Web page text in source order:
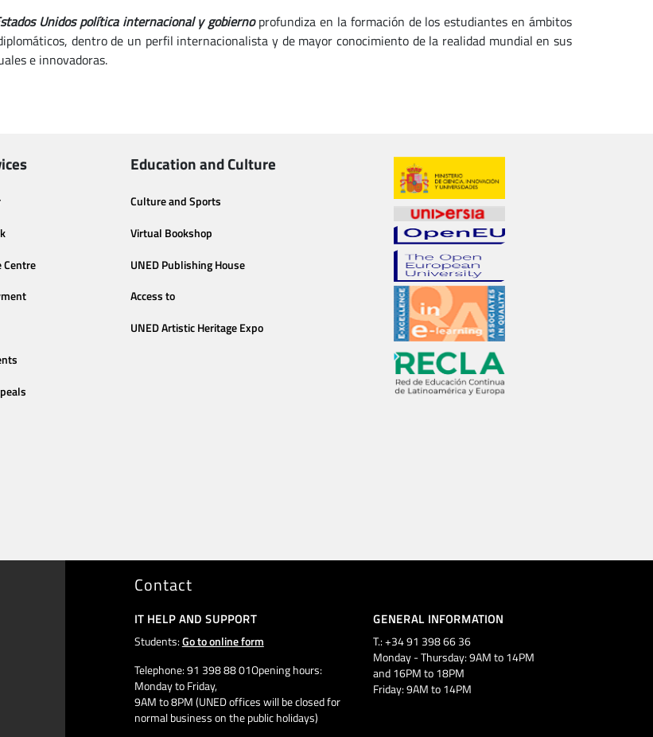
Unidos política internacional y gobierno profundiza en la formación de los estudiantes en ámbitos
dentro de un perfil internacionalista y de mayor conocimiento de la realidad mundial en sus
e innovadoras.
Centre
Education and Culture
Culture and Sports
Virtual Bookshop
UNED Publishing House
Access to
UNED Artistic Heritage Expo
Contact
IT HELP AND SUPPORT
Students:Go to online form
Telephone: 91 398 88 01Opening hours:
Monday to Friday,
9AM to 8PM (UNED offices will be closed for
normal business on the public holidays)
GENERAL INFORMATION
T.: +34 91 398 66 36
Monday - Thursday: 9AM to 14PM
and 16PM to 18PM
Friday: 9AM to 14PM